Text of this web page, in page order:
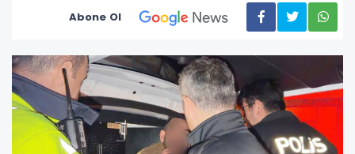
Abone Ol